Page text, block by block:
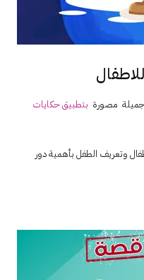
مصورة بتطبيق حكايات
وتعريف الطفل بأهمية دور